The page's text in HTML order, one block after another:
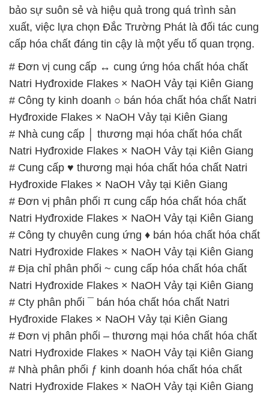
bảo sự suôn sẻ và hiệu quả trong quá trình sản
xuất, việc lựa chọn Đắc Trường Phát là đối tác cung
cấp hóa chất đáng tin cậy là một yếu tố quan trọng.
# Đơn vị cung cấp ↔ cung ứng hóa chất hóa chất
Natri Hyđroxide Flakes × NaOH Vảy tại Kiên Giang
# Công ty kinh doanh ○ bán hóa chất hóa chất Natri
Hyđroxide Flakes × NaOH Vảy tại Kiên Giang
# Nhà cung cấp │ thương mại hóa chất hóa chất
Natri Hyđroxide Flakes × NaOH Vảy tại Kiên Giang
# Cung cấp ♥ thương mại hóa chất hóa chất Natri
Hyđroxide Flakes × NaOH Vảy tại Kiên Giang
# Đơn vị phân phối π cung cấp hóa chất hóa chất
Natri Hyđroxide Flakes × NaOH Vảy tại Kiên Giang
# Công ty chuyên cung ứng ♦ bán hóa chất hóa chất
Natri Hyđroxide Flakes × NaOH Vảy tại Kiên Giang
# Địa chỉ phân phối ~ cung cấp hóa chất hóa chất
Natri Hyđroxide Flakes × NaOH Vảy tại Kiên Giang
# Cty phân phối ¯ bán hóa chất hóa chất Natri
Hyđroxide Flakes × NaOH Vảy tại Kiên Giang
# Đơn vị phân phối – thương mại hóa chất hóa chất
Natri Hyđroxide Flakes × NaOH Vảy tại Kiên Giang
# Nhà phân phối ƒ kinh doanh hóa chất hóa chất
Natri Hyđroxide Flakes × NaOH Vảy tại Kiên Giang